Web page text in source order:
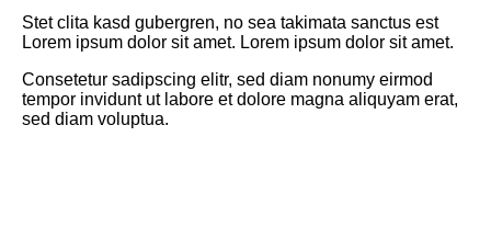
Stet clita kasd gubergren, no sea takimata sanctus est
Lorem ipsum dolor sit amet. Lorem ipsum dolor sit amet.
Consetetur sadipscing elitr, sed diam nonumy eirmod
tempor invidunt ut labore et dolore magna aliquyam erat,
sed diam voluptua.